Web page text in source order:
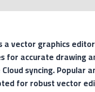
a vector graphics
for accurate drawing
syncing. Popular
for robust vector